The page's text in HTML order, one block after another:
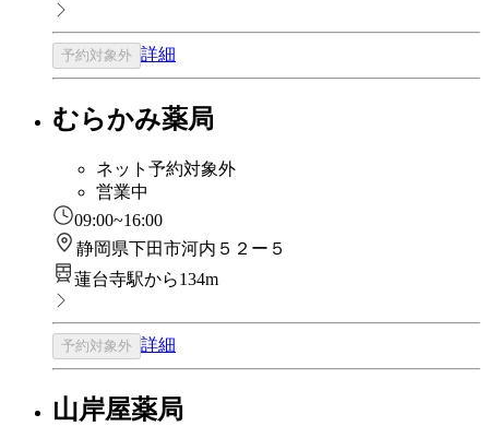
予約対象外 詳細
むらかみ薬局
ネット予約対象外
営業中
09:00~16:00
静岡県下田市河内５２ー５
蓮台寺駅から134m
予約対象外 詳細
山岸屋薬局